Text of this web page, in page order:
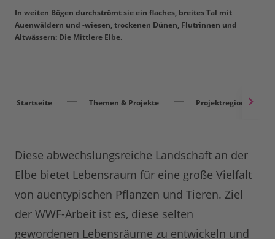
In weiten Bögen durchströmt sie ein flaches, breites Tal mit
Auenwäldern und -wiesen, trockenen Dünen, Flutrinnen und
Altwässern: Die Mittlere Elbe.
Startseite Themen & Projekte Projektregionen
Diese abwechslungsreiche Landschaft an der
Elbe bietet Lebensraum für eine große Vielfalt
von auentypischen Pflanzen und Tieren. Ziel
der WWF-Arbeit ist es, diese selten
gewordenen Lebensräume zu entwickeln und